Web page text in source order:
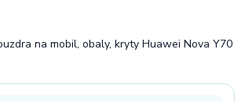
na mobil, obaly, kryty Huawei Nova Y70